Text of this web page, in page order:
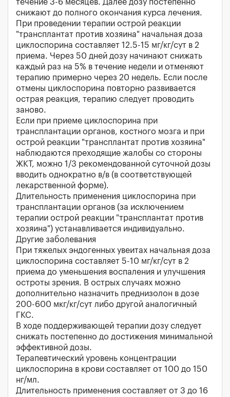
течение 3-6 месяцев. Далее дозу постепенно
снижают до полного окончания курса лечения.
При проведении терапии острой реакции
"трансплантат против хозяина" начальная доза
циклоспорина составляет 12.5-15 мг/кг/сут в 2
приема. Через 50 дней дозу начинают снижать
каждый раз на 5% в течение недели и отменяют
терапию примерно через 20 недель. Если после
отмены циклоспорина повторно развивается
острая реакция, терапию следует проводить
заново.
Если при приеме циклоспорина при
трансплантации органов, костного мозга и при
острой реакции "трансплантат против хозяина"
наблюдаются преходящие жалобы со стороны
ЖКТ, можно 1/3 рекомендованной суточной дозы
вводить однократно в/в (в соответствующей
лекарственной форме).
Длительность применения циклоспорина при
трансплантации органов (за исключением
терапии острой реакции "трансплантат против
хозяина") устанавливается индивидуально.
Другие заболевания
При тяжелых эндогенных увеитах начальная доза
циклоспорина составляет 5-10 мг/кг/сут в 2
приема до уменьшения воспаления и улучшения
остроты зрения. В острых случаях можно
дополнительно назначить преднизолон в дозе
200-600 мкг/кг/сут либо другой аналогичный
ГКС.
В ходе поддерживающей терапии дозу следует
снижать постепенно до достижения минимальной
эффективной дозы.
Терапевтический уровень концентрации
циклоспорина в крови составляет от 100 до 150
нг/мл.
Длительность применения составляет от 3 до 16